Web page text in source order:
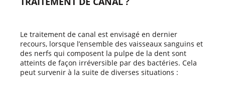
Le traitement de canal est envisagé en dernier
recours, lorsque l’ensemble des vaisseaux sanguins et
des nerfs qui composent la pulpe de la dent sont
atteints de façon irréversible par des bactéries. Cela
peut survenir à la suite de diverses situations :